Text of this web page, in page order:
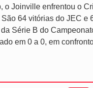
o Joinville enfrentou o
64 vitórias do JEC e
Série B do
em 0 a 0, em